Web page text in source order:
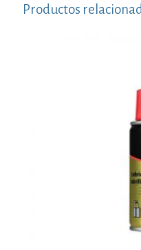
Productos